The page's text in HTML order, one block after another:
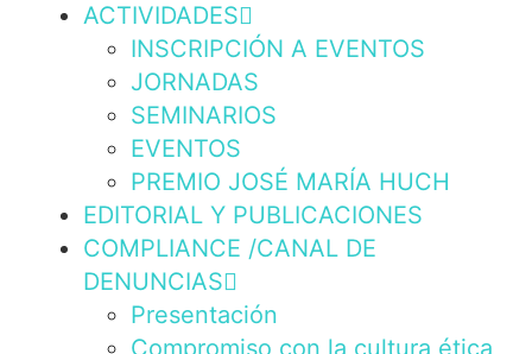
ACTIVIDADES
INSCRIPCIÓN A EVENTOS
JORNADAS
SEMINARIOS
EVENTOS
PREMIO JOSÉ MARÍA HUCH
EDITORIAL Y PUBLICACIONES
COMPLIANCE /CANAL DE
DENUNCIAS
Presentación
Compromiso con la cultura ética